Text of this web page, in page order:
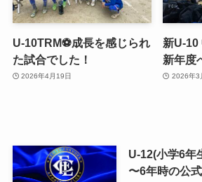
U-10TRM⚽️成長を感じられ
た試合でした！
2026年4月19日
新U-
新年度
2026年3
U-12(小学6年
〜6年時の公